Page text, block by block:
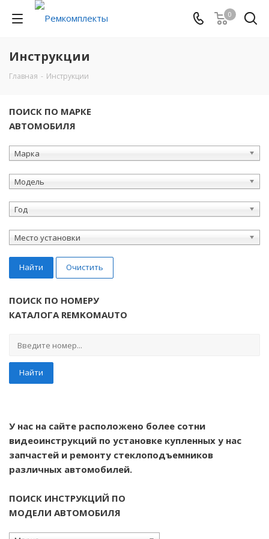
0
Инструкции
Главная - Инструкции
ПОИСК ПО МАРКЕ
АВТОМОБИЛЯ
Марка
Модель
Год
Место установки
Найти Очистить
ПОИСК ПО НОМЕРУ
КАТАЛОГА REMKOMAUTO
Найти
У нас на сайте расположено более сотни
видеоинструкций по установке купленных у нас
запчастей и ремонту стеклоподъемников
различных автомобилей.
ПОИСК ИНСТРУКЦИЙ ПО
МОДЕЛИ АВТОМОБИЛЯ